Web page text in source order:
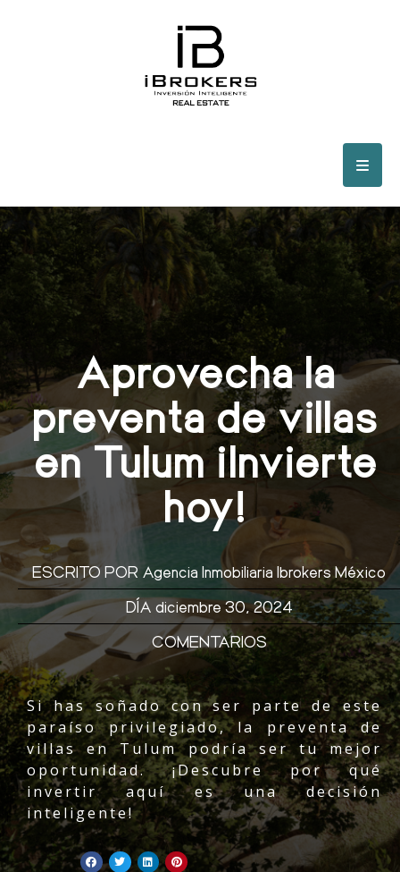
Aprovecha la
preventa de villas
en Tulum ¡Invierte
hoy!
Si has soñado con ser parte de este
paraíso privilegiado, la preventa de
villas en Tulum podría ser tu mejor
oportunidad. ¡Descubre por qué
invertir aquí es una decisión
inteligente!
ESCRITO POR Agencia Inmobiliaria Ibrokers México
DÍA diciembre 30, 2024
COMENTARIOS